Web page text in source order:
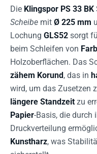
Die Klingspor PS 33 BK
Scheibe mit Ø 225 mm
Lochung GLS52 sorgt
beim Schleifen von
Holzoberflächen. Das
zähem Korund , das in
wird, um das Zusetzen
längere Standzeit zu
Papier-Basis, die durch
Druckverteilung
Kunstharz, was